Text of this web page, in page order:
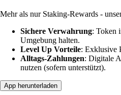
Mehr als nur Staking-Rewards -
Sichere Verwahrung: Token
Umgebung halten.
Level Up Vorteile: Exklusive
Alltags-Zahlungen: Digitale
nutzen (sofern unterstützt).
App herunterladen